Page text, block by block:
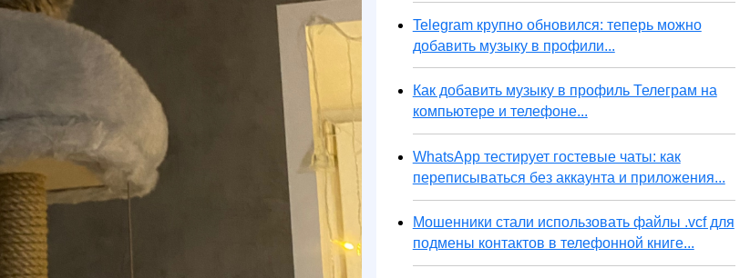
Telegram крупно обновился: теперь можно
добавить музыку в профили...
Как добавить музыку в профиль Телеграм на
компьютере и телефоне...
WhatsApp тестирует гостевые чаты: как
переписываться без аккаунта и приложения...
Мошенники стали использовать файлы .vcf для
подмены контактов в телефонной книге...